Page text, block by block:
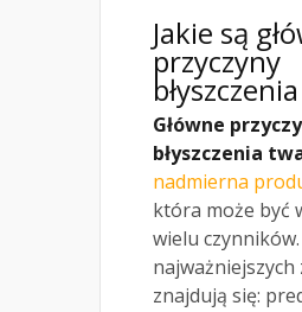
Jakie są
przyczyny
Główne
błyszczenia
nadmierna
która może być
wielu
najważniejszych
znajdują się: